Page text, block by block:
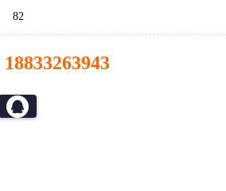
82
18833263943